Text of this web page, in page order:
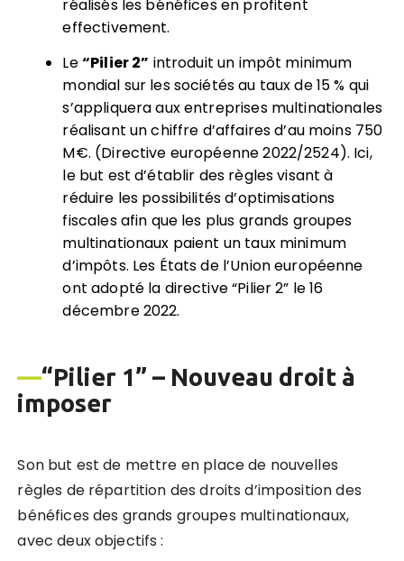
réalisés les bénéfices en profitent
effectivement.
Le“Pilier 2” introduit un impôt minimum
mondial sur les sociétés au taux de 15 % qui
s’appliquera aux entreprises multinationales
réalisant un chiffre d’affaires d’au moins 750
M€. (Directive européenne 2022/2524). Ici,
le but est d’établir des règles visant à
réduire les possibilités d’optimisations
fiscales afin que les plus grands groupes
multinationaux paient un taux minimum
d’impôts. Les États de l’Union européenne
ont adopté la directive “Pilier 2” le 16
décembre 2022.
—“Pilier 1” – Nouveau droit à
imposer
Son but est de mettre en place de nouvelles
règles de répartition des droits d’imposition des
bénéfices des grands groupes multinationaux,
avec deux objectifs :